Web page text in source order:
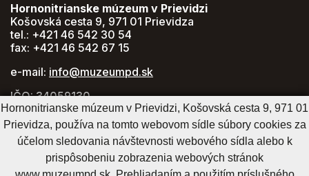
Hornonitrianske múzeum v Prievidzi
Košovská cesta 9, 971 01 Prievidza
tel.: +421 46 542 30 54
fax: +421 46 542 67 15
e-mail: info@muzeumpd.sk
IČO: 34059130
DIČ: 2021447274
GPS: 48.770071, 18.620043
Hornonitrianske múzeum v Prievidzi, Košovská cesta 9, 971 01
Prievidza, používa na tomto webovom sídle súbory cookies za
účelom sledovania návštevnosti webového sídla alebo k
prispôsobeniu zobrazenia webových stránok